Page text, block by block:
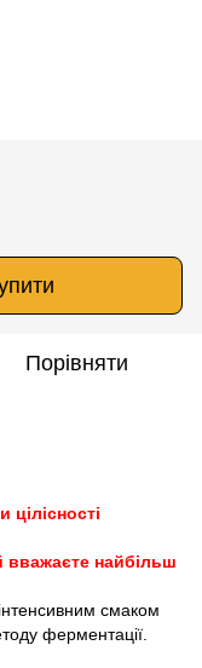
Порівняти
цілісності
вважаєте найбільш
смаком
ферментації.